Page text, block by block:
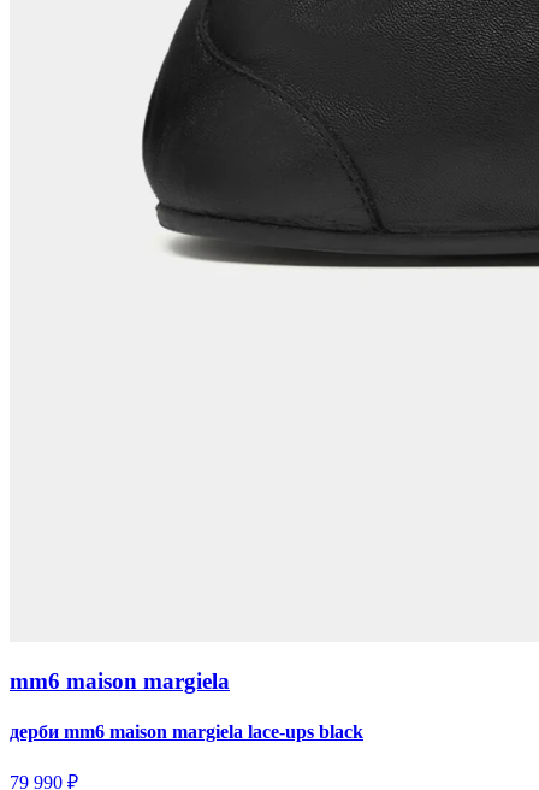
mm6 maison margiela
дерби mm6 maison margiela lace-ups black
79 990 ₽